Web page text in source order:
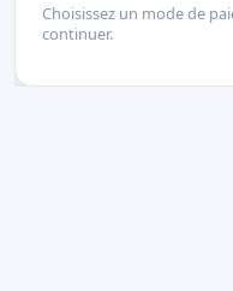
Choisissez un mode de
continuer.